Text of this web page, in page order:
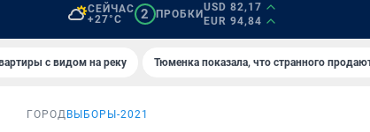
СЕЙЧАС
+27°C
2 ПРОБКИ
USD 82,17
EUR 94,84
с видом на реку Тюменка показала, что странного
ГОРОД ВЫБОРЫ-2021